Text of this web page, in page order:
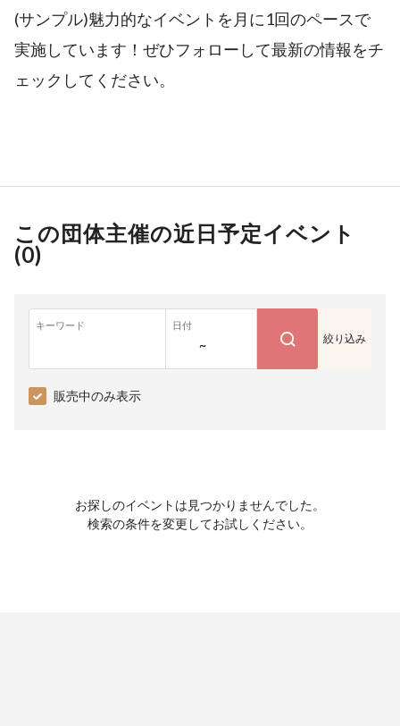
(サンプル)魅力的なイベントを月に1回のペースで
実施しています！ぜひフォローして最新の情報をチ
ェックしてください。
この団体主催の近日予定イベント
(0)
キーワード 日付
~ 絞り込み
販売中のみ表示
お探しのイベントは見つかりませんでした。
検索の条件を変更してお試しください。